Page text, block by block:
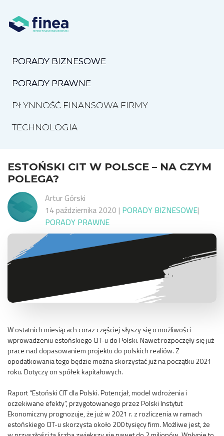
PORADY BIZNESOWE
PORADY PRAWNE
PŁYNNOŚĆ FINANSOWA FIRMY
TECHNOLOGIA
ESTOŃSKI CIT W POLSCE – NA CZYM
POLEGA?
Artur Górski
14 października 2020 | PORADY BIZNESOWE|
PORADY PRAWNE
W ostatnich miesiącach coraz częściej słyszy się o możliwości
wprowadzeniu estońskiego CIT-u do Polski. Nawet rozpoczęły się już
prace nad dopasowaniem projektu do polskich realiów. Z
opodatkowania tego będzie można skorzystać już na początku 2021
roku. Dotyczy on spółek kapitałowych.
Raport “Estoński CIT dla Polski. Potencjał, model wdrożenia i
oczekiwane efekty”, przygotowanego przez Polski Instytut
Ekonomiczny prognozuje, że już w 2021 r. z rozliczenia w ramach
estońskiego CIT-u skorzysta około 200 tysięcy firm. Możliwe jest, że